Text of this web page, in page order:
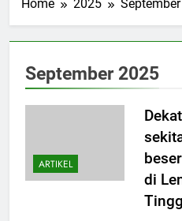
Home 2025 September
September 2025
ARTIKEL
di